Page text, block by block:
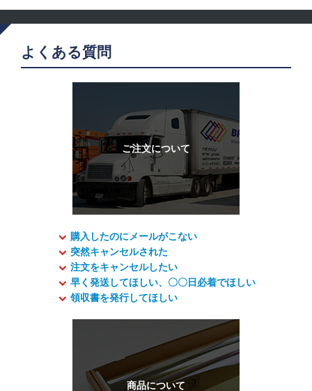
よくある質問
購入したのにメールがこない
突然キャンセルされた
注文をキャンセルしたい
早く発送してほしい、〇〇日必着でほしい
領収書を発行してほしい